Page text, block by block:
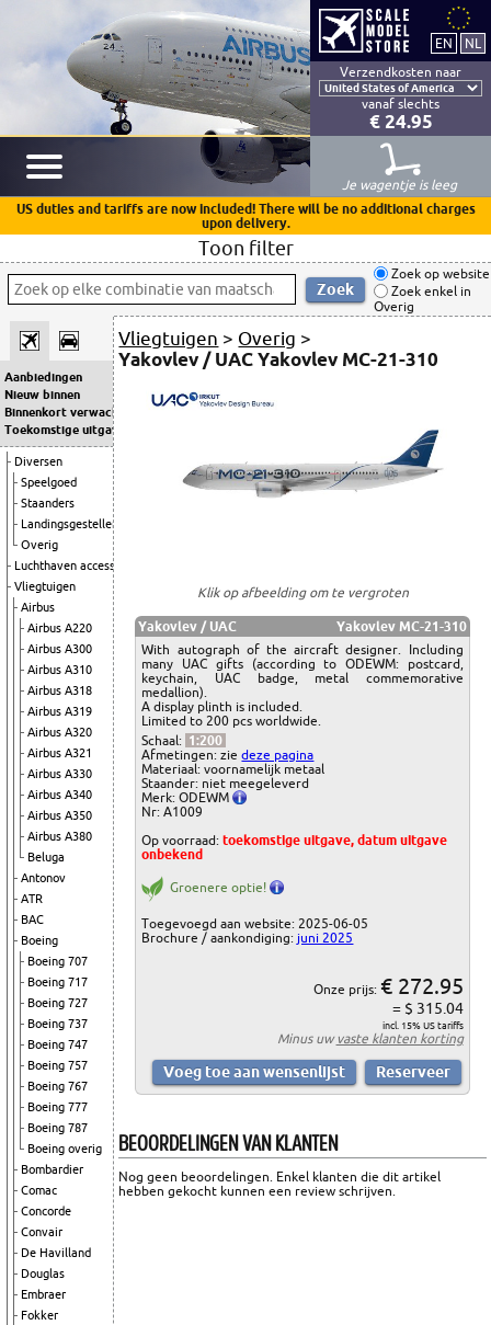
Verzendkosten naar
vanaf slechts
€ 24.95
Je wagentje is leeg
US duties and tariffs are now included! There will be no additional charges
upon delivery.
Toon filter
Zoek op website
Zoek enkel in
Overig
Aanbiedingen
Nieuw binnen
Binnenkort verwacht
Toekomstige uitgaven
Diversen
Speelgoed
Staanders
Landingsgestellen
Overig
Luchthaven accessoires
Vliegtuigen
Airbus
Airbus A220
Airbus A300
Airbus A310
Airbus A318
Airbus A319
Airbus A320
Airbus A321
Airbus A330
Airbus A340
Airbus A350
Airbus A380
Beluga
Antonov
ATR
BAC
Boeing
Boeing 707
Boeing 717
Boeing 727
Boeing 737
Boeing 747
Boeing 757
Boeing 767
Boeing 777
Boeing 787
Boeing overig
Bombardier
Comac
Concorde
Convair
De Havilland
Douglas
Embraer
Fokker
Vliegtuigen > Overig >
Yakovlev / UAC Yakovlev MC-21-310
Klik op afbeelding om te vergroten
Yakovlev / UAC
Yakovlev MC-21-310
With autograph of the aircraft designer. Including
many UAC gifts (according to ODEWM: postcard,
keychain, UAC badge, metal commemorative
medallion).
A display plinth is included.
Limited to 200 pcs worldwide.
Schaal: 1:200
Afmetingen: ziedeze pagina
Materiaal: voornamelijk metaal
Staander: niet meegeleverd
Merk: ODEWM
Nr: A1009
Op voorraad:toekomstige uitgave, datum uitgave
onbekend
Groenere optie!
Toegevoegd aan website: 2025-06-05
Brochure / aankondiging: juni 2025
Onze prijs: € 272.95
= $ 315.04
incl. 15% US tariffs
Minus uwvaste klanten korting
BEOORDELINGEN VAN KLANTEN
Nog geen beoordelingen. Enkel klanten die dit artikel
hebben gekocht kunnen een review schrijven.